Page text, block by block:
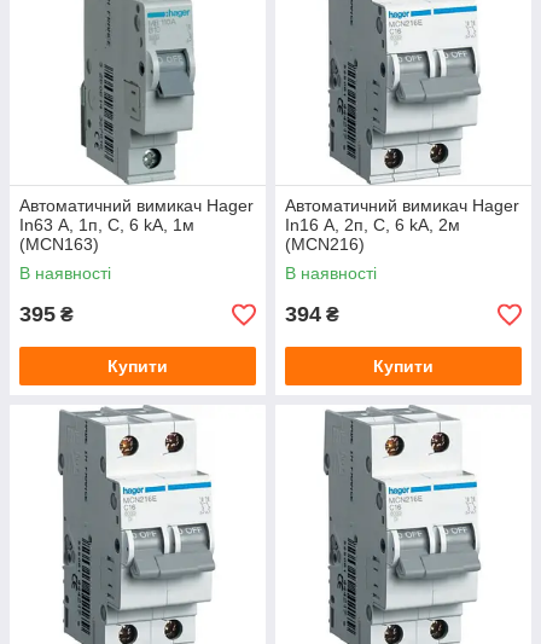
Автоматичний вимикач Hager
In63 А, 1п, С, 6 kA, 1м
(MCN163)
В наявності
395 ₴
Купити
Автоматичний вимикач Hager
In16 А, 2п, С, 6 kA, 2м
(MCN216)
В наявності
394 ₴
Купити